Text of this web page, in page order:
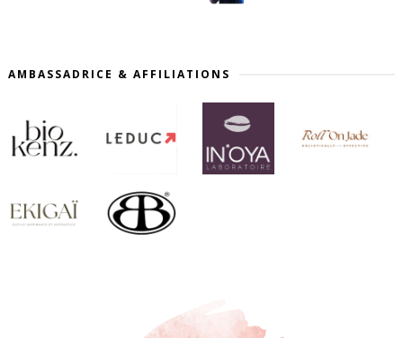
AMBASSADRICE & AFFILIATIONS